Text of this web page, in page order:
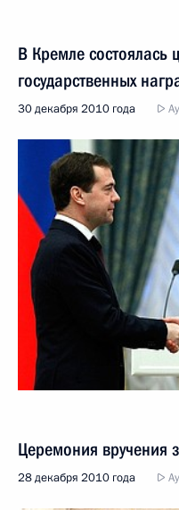
В Кремле состоялась
государственных
30 декабря 2010 года
Церемония
28 декабря 2010 года